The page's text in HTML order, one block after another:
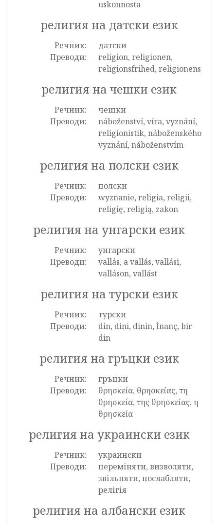
uskonnosta
религия на датски език
Речник:
датски
Преводи:
religion, religionen,
religionsfrihed, religionens
религия на чешки език
Речник:
чешки
Преводи:
náboženství, víra, vyznání,
religionistik, náboženského
vyznání, náboženstvím
религия на полски език
Речник:
полски
Преводи:
wyznanie, religia, religii,
religię, religią, zakon
религия на унгарски език
Речник:
унгарски
Преводи:
vallás, a vallás, vallási,
valláson, vallást
религия на турски език
Речник:
турски
Преводи:
din, dini, dinin, İnanç, bir
din
религия на гръцки език
Речник:
гръцки
Преводи:
θρησκεία, θρησκείας, τη
θρησκεία, της θρησκείας, η
θρησκεία
религия на украински език
Речник:
украински
Преводи:
переміняти, визволяти,
звільняти, послабляти,
релігія
религия на албански език